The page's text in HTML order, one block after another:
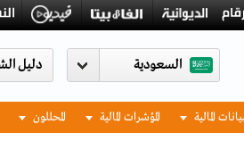
السعودية
المالية المؤشرات المالية المحللون